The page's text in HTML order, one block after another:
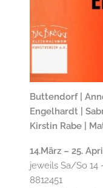
Buttendorf |
Engelhardt |
Kirstin Rabe |
14.März – 25.
jeweils Sa/So 14
8812451